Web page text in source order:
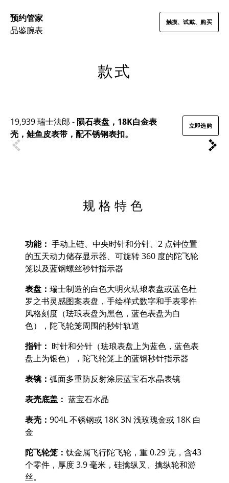
预约管家
品鉴腕表
触摸、试戴、购买
款式
19,939 瑞士法郎 - 陨石表盘，18K白金表
壳，鲑鱼皮表带，配不锈钢表扣。
立即选购
规格特色
功能： 手动上链、中央时针和分针、2 点钟位置
的五天动力储存显示器、可旋转 360 度的陀飞轮
笼以及蓝钢螺丝秒针指示器
表盘： 瑞士制造的白色大明火珐琅表盘或蓝色杜
罗之书灵感图案表盘，手绘样式数字和手表零件
风格刻度（珐琅表盘为黑色，蓝色表盘为白
色），陀飞轮笼周围的秒针轨道
指针： 时针和分针（珐琅表盘上为蓝色，蓝色表
盘上为银色），陀飞轮笼上的蓝钢秒针指示器
表镜： 弧面多重防反射涂层蓝宝石水晶表镜
表壳底盖： 蓝宝石水晶
表壳： 904L 不锈钢或 18K 3N 浅玫瑰金或 18K 白
金
陀飞轮笼： 钛金属飞行陀飞轮，重 0.29 克，含43
个零件，厚度 3.9 毫米，硅擒纵叉、擒纵轮和游
丝。